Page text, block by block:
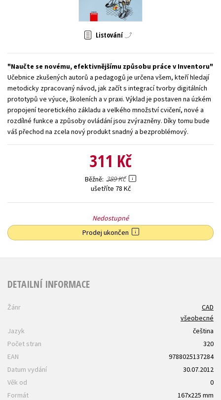
Zahraniční literatura
Všechny tituly
Listování
Naučte se novému, efektivnějšímu způsobu práce v Inventoru
Učebnice zkušených autorů a pedagogů je určena všem, kteří hledají
metodicky zpracovaný návod, jak začít s integrací tvorby digitálních
prototypů ve výuce, školeních a v praxi. Výklad je postaven na úzkém
propojení teoretického základu a velkého množství cvičení, nové a
rozdílné funkce a způsoby ovládání jsou zvýrazněny. Díky tomu bude
váš přechod na zcela nový produkt snadný a bezproblémový.
311 Kč
Běžně 389 Kč
ušetříte 78 Kč
Nedostupné
Prodej ukončen
DETAILNÍ INFORMACE
Žánr
CAD
všeobecné
Jazyk
čeština
Počet stran
320
EAN
9788025137284
Datum vydání
30.07.2012
Věk od
0
Formát
167x225 mm